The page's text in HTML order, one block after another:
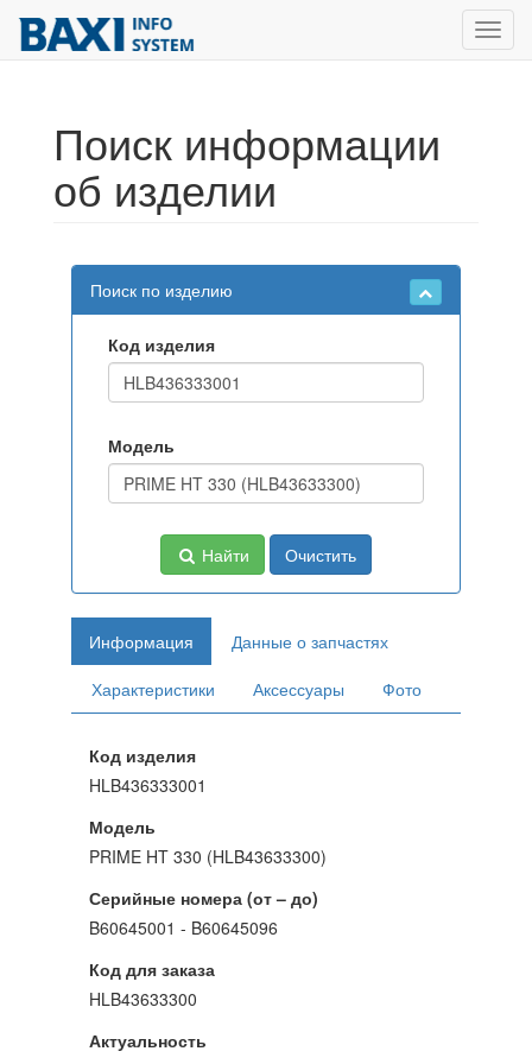
Поиск информации
об изделии
Поиск по изделию
Код изделия
Модель
Найти Очистить
Информация
Данные о запчастях
Характеристики
Аксессуары Фото
Код изделия
HLB436333001
Модель
PRIME HT 330 (HLB43633300)
Серийные номера (от – до)
B60645001 - B60645096
Код для заказа
HLB43633300
Актуальность